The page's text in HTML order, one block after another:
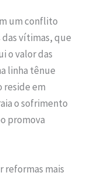
um conflito
vítimas, que
o valor das
linha tênue
reside em
o sofrimento
promova
reformas mais